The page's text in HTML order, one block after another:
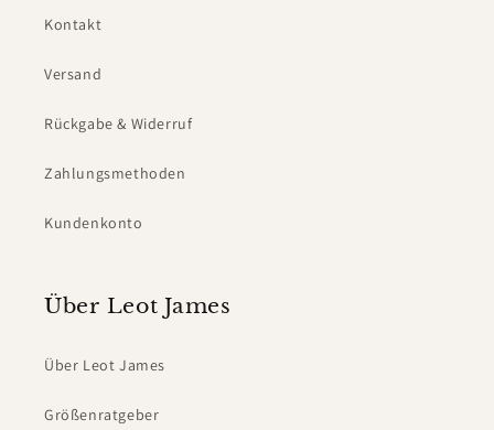
Kontakt
Versand
Rückgabe & Widerruf
Zahlungsmethoden
Kundenkonto
Über Leot James
Über Leot James
Größenratgeber